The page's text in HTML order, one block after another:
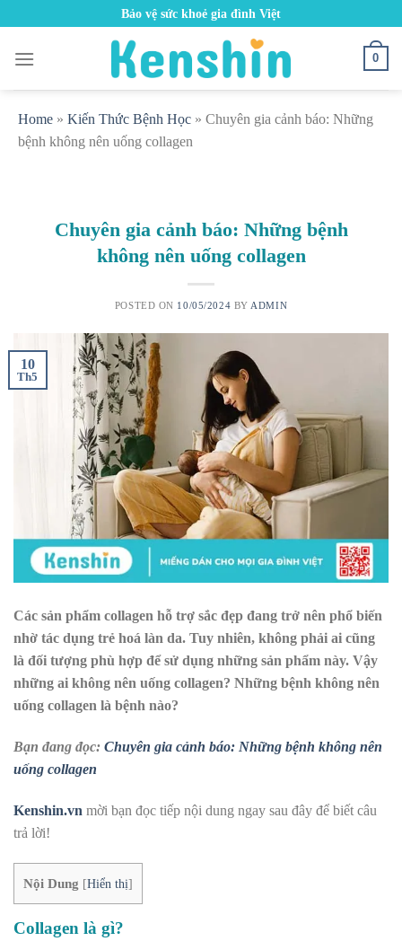
content
Bảo vệ sức khoẻ gia đình Việt
0
Home » Kiến Thức Bệnh Học » Chuyên gia cảnh báo: Những
bệnh không nên uống collagen
Chuyên gia cảnh báo: Những bệnh
không nên uống collagen
POSTED ON 10/05/2024 BY ADMIN
10
Th5
Các sản phẩm collagen hỗ trợ sắc đẹp đang trở nên phổ biến
nhờ tác dụng trẻ hoá làn da. Tuy nhiên, không phải ai cũng
là đối tượng phù hợp để sử dụng những sản phẩm này. Vậy
những ai không nên uống collagen? Những bệnh không nên
uống collagen là bệnh nào?
Bạn đang đọc: Chuyên gia cảnh báo: Những bệnh không nên
uống collagen
Kenshin.vn mời bạn đọc tiếp nội dung ngay sau đây để biết câu
trả lời!
Nội Dung [Hiển thị]
Collagen là gì?